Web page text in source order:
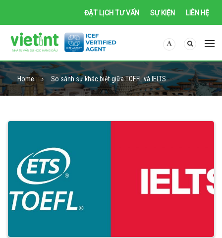
ĐẶT LỊCH TƯ VẤN SỰ KIỆN LIÊN HỆ
Home So sánh sự khác biệt giữa TOEFL và IELTS